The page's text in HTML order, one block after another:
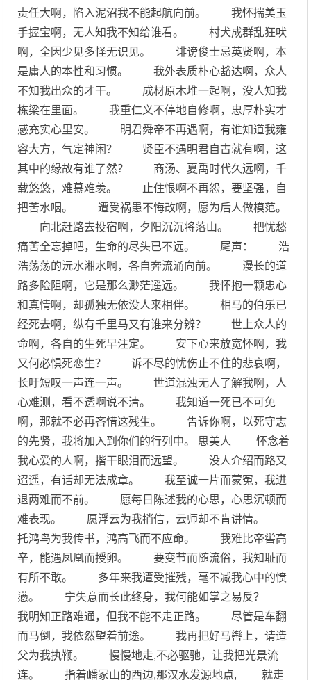
责任大啊，陷入泥沼我不能起航向前。 我怀揣美玉
手握宝啊，无人知我不知给谁看。 村犬成群乱狂吠
啊，全因少见多怪无识见。 诽谤俊士忌英贤啊，本
是庸人的本性和习惯。 我外表质朴心豁达啊，众人
不知我出众的才干。 成材原木堆一起啊，没人知我
栋梁在里面。 我重仁义不停地自修啊，忠厚朴实才
感充实心里安。 明君舜帝不再遇啊，有谁知道我雍
容大方，气定神闲？ 贤臣不遇明君自古就有啊，这
其中的缘故有谁了然？ 商汤、夏禹时代久远啊，千
载悠悠，难慕难羡。 止住恨啊不再怨，要坚强，自
把苦水咽。 遭受祸患不悔改啊，愿为后人做模范。
向北赶路去投宿啊，夕阳沉沉将落山。 把忧愁
痛苦全忘掉吧，生命的尽头已不远。 尾声： 浩
浩荡荡的沅水湘水啊，各自奔流涌向前。 漫长的道
路多险阻啊，它是那么渺茫遥远。 我怀抱一颗忠心
和真情啊，却孤独无依没人来相伴。 相马的伯乐已
经死去啊，纵有千里马又有谁来分辨？ 世上众人的
命啊，各自的生死早注定。 安下心来放宽怀啊，我
又何必惧死恋生？ 诉不尽的忧伤止不住的悲哀啊，
长吁短叹一声连一声。 世道混浊无人了解我啊，人
心难测，看不透啊说不清。 我知道一死已不可免
啊，那就不必再吝惜这残生。 告诉你啊，以死守志
的先贤，我将加入到你们的行列中。 思美人 怀念着
我心爱的人啊，揩干眼泪而远望。 没人介绍而路又
迢遥，有话却无法成章。 我至诚一片而蒙冤，我进
退两难而不前。 愿每日陈述我的心思，心思沉顿而
难表现。 愿浮云为我捎信，云师却不肯讲情。
托鸿鸟为我传书，鸿高飞而不应命。 我难比帝喾高
辛，能遇凤凰而授卵。 要变节而随流俗，我知耻而
有所不敢。 多年来我遭受摧残，毫不减我心中的愤
懑。 宁失意而长此终身，我何能如掌之易反？
我明知正路难通，但我不能不走正路。 尽管是车翻
而马倒，我依然望着前途。 我再把好马辔上，请造
父为我执鞭。 慢慢地走,不必驱驰，让我把光景流
连。 指着嶓冢山的西边,那汉水发源地点, 就走